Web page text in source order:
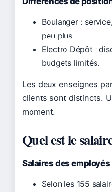
Boulanger :
peu plus.
Electro Dépôt :
budgets limités.
Les deux enseignes
clients sont distincts.
moment.
Quel est le
Salaires des
Selon les 155